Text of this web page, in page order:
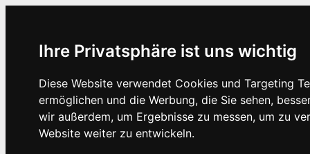
Ihre Privatsphäre ist uns wichtig
Diese Website verwendet Cookies und Targeting
ermöglichen und die Werbung, die Sie sehen,
wir außerdem, um Ergebnisse zu messen, um zu
Website weiter zu entwickeln.